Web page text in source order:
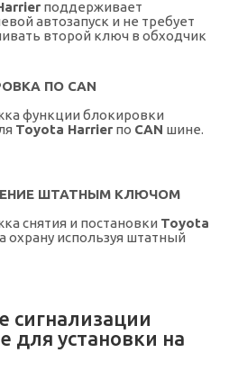
поддерживает
автозапуск и не требует
второй ключ в обходчик
ПО CAN
функции блокировки
Toyota Harrier по CAN шине.
ШТАТНЫМ КЛЮЧОМ
снятия и постановки Toyota
охрану используя штатный
сигнализации
для установки на